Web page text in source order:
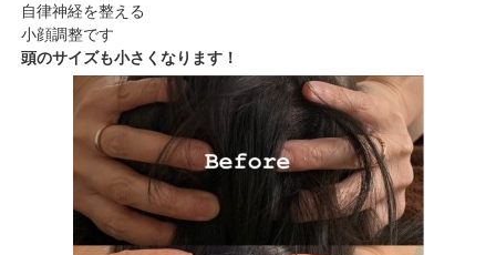
自律神経を整える
小顔調整です
頭のサイズも小さくなります！